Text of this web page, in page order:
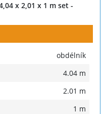
x 2,01 x 1 m set -
obdélník
4.04 m
2.01 m
1 m